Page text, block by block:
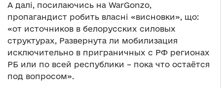
А далі, посилаючись на WarGonzo,
пропагандист робить власні «висновки», що:
«от источников в белорусских силовых
структурах, Развернута ли мобилизация
исключительно в приграничных с РФ регионах
РБ или по всей республики – пока что остаётся
под вопросом».